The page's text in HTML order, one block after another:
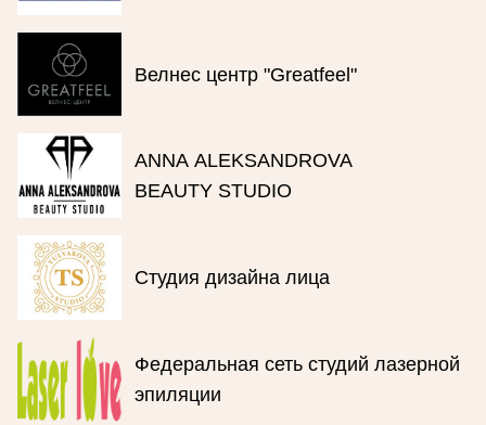
Велнес центр "Greatfeel"
ANNA ALEKSANDROVA
BEAUTY STUDIO
Студия дизайна лица
Федеральная сеть студий лазерной
эпиляции